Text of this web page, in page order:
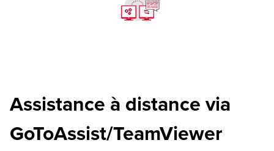
Assistance à distance via
GoToAssist/TeamViewer